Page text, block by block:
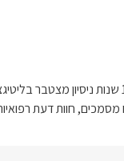
, בעלים ומייסד משרד לב-טייב